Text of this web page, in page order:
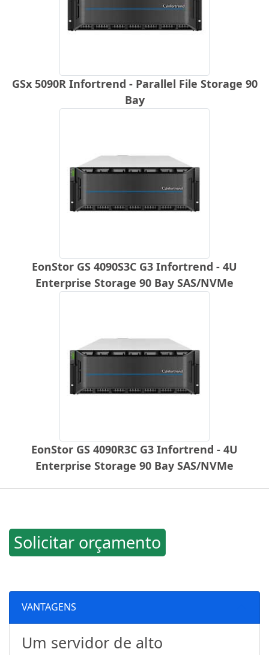
GSx 5090R Infortrend - Parallel File Storage 90
Bay
EonStor GS 4090S3C G3 Infortrend - 4U
Enterprise Storage 90 Bay SAS/NVMe
EonStor GS 4090R3C G3 Infortrend - 4U
Enterprise Storage 90 Bay SAS/NVMe
Solicitar orçamento
VANTAGENS
Um servidor de alto